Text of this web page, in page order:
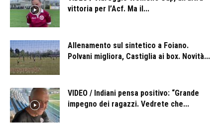
vittoria per l’Acf. Ma il...
Allenamento sul sintetico a Foiano.
Polvani migliora, Castiglia ai box. Novità...
VIDEO / Indiani pensa positivo: “Grande
impegno dei ragazzi. Vedrete che...